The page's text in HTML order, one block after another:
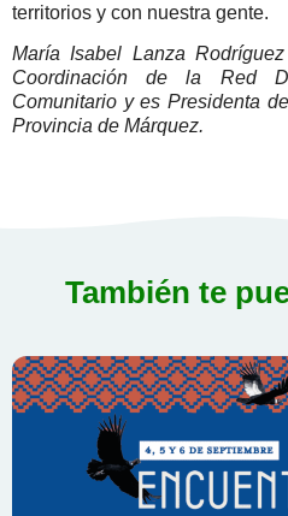
territorios y con nuestra gente.
María Isabel Lanza Rodríguez
Coordinación de la Red
Comunitario y es Presidenta
Provincia de Márquez.
También te